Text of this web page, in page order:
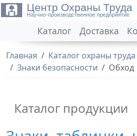
Центр Охраны Труда
Научно-производственное предприятие
Каталог Доставка
Главная
Каталог охраны труда
Знаки безопасности
Обход
Каталог продукции